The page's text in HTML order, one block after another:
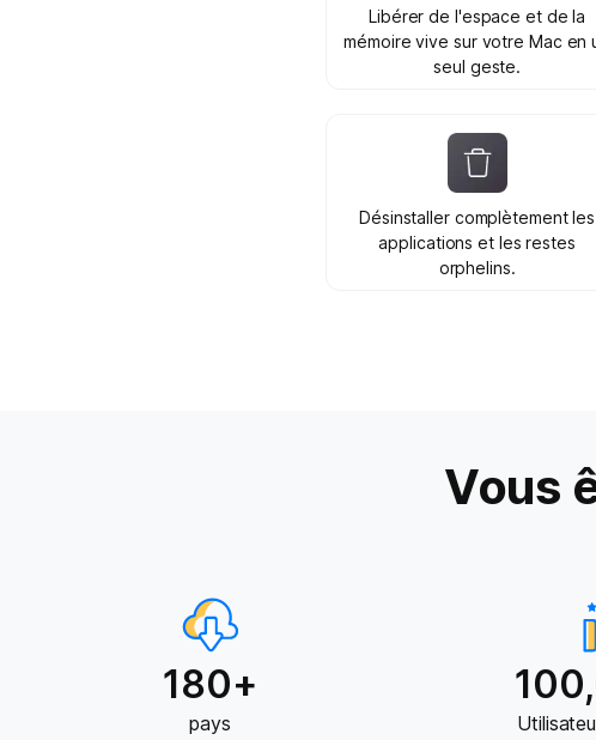
Libérer de l'espace et de la
mémoire vive sur votre Mac en
seul geste.
Désinstaller complètement les
applications et les restes
orphelins.
Vous
180+
pays